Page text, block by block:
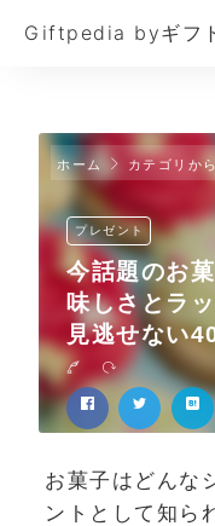
Giftpedia byギフ
ホーム カテゴリか
プレゼント
今話題のお
味しさとラ
見逃せない
お菓子はどんな
ントとして知ら